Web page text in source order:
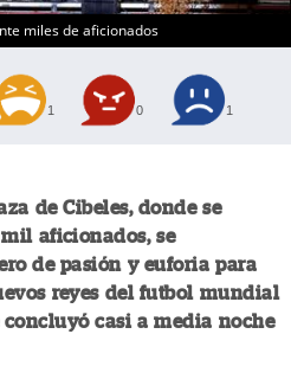
miles de aficionados
1 0 1
de Cibeles, donde se
aficionados, se
de pasión y euforia para
reyes del futbol mundial
casi a media noche